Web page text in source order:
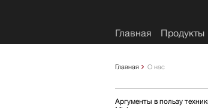
Главная О нас
Аргументы в пользу
Главная Продукты